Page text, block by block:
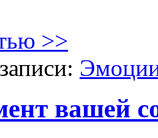
>>
вашей